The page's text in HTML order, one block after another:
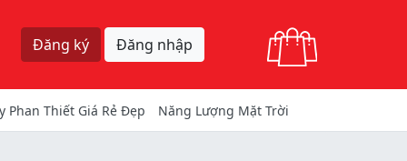
Đăng ký Đăng nhập
Phan Thiết Giá Rẻ Đẹp Năng Lượng Mặt Trời